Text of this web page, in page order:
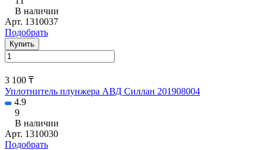
В наличии
Арт. 1310037
Подобрать
Купить
3 100 ₸
Уплотнитель плунжера АВД Силлан 201908004
4.9
9
В наличии
Арт. 1310030
Подобрать